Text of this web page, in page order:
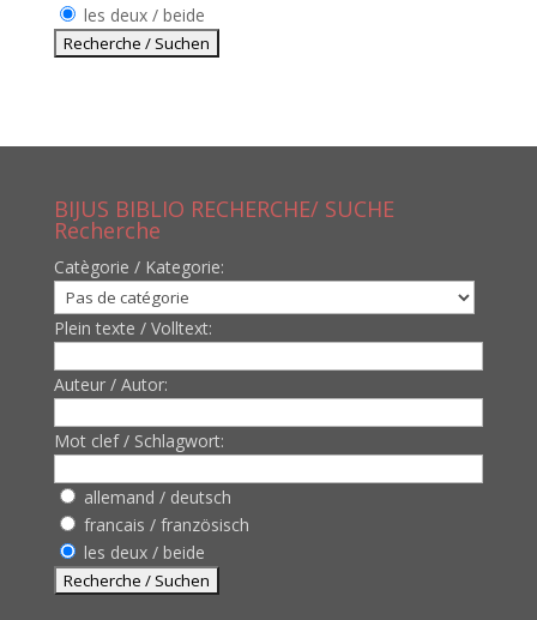
les deux / beide
BIJUS BIBLIO RECHERCHE/ SUCHE
Recherche
Catègorie / Kategorie:
Plein texte / Volltext:
Auteur / Autor:
Mot clef / Schlagwort:
allemand / deutsch
francais / französisch
les deux / beide